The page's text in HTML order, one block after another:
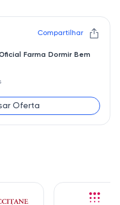
Compartilhar
Farma Dormir Bem
Oferta